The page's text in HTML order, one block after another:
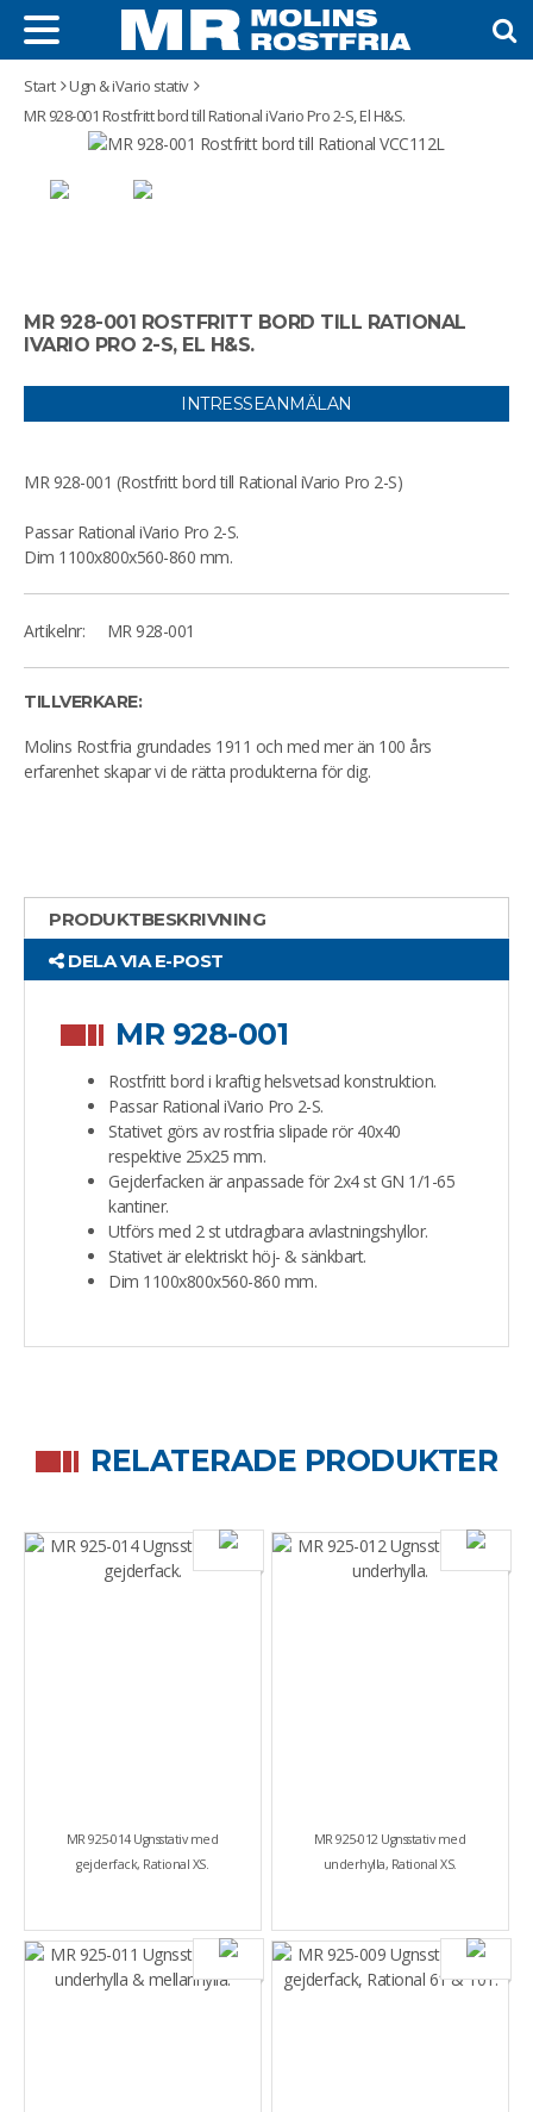
Start
Ugn & iVario stativ
MR 928-001 Rostfritt bord till Rational iVario Pro 2-S, El H&S.
MR 928-001 ROSTFRITT BORD TILL RATIONAL
IVARIO PRO 2-S, EL H&S.
INTRESSEANMÄLAN
MR 928-001 (Rostfritt bord till Rational iVario Pro 2-S)
Passar Rational iVario Pro 2-S.
Dim 1100x800x560-860 mm.
Artikelnr: MR 928-001
TILLVERKARE:
Molins Rostfria grundades 1911 och med mer än 100 års
erfarenhet skapar vi de rätta produkterna för dig.
PRODUKTBESKRIVNING
DELA VIA E-POST
MR 928-001
Rostfritt bord i kraftig helsvetsad konstruktion.
Passar Rational iVario Pro 2-S.
Stativet görs av rostfria slipade rör 40x40
respektive 25x25 mm.
Gejderfacken är anpassade för 2x4 st GN 1/1-65
kantiner.
Utförs med 2 st utdragbara avlastningshyllor.
Stativet är elektriskt höj- & sänkbart.
Dim 1100x800x560-860 mm.
RELATERADE PRODUKTER
MR 925-014 Ugnsstativ med
gejderfack, Rational XS.
MR 925-012 Ugnsstativ med
underhylla, Rational XS.